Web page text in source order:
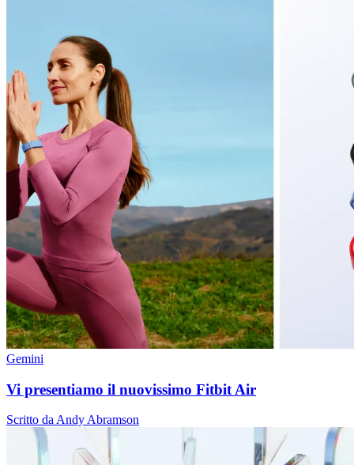
Gemini
Vi presentiamo il nuovissimo Fitbit Air
Scritto da Andy Abramson